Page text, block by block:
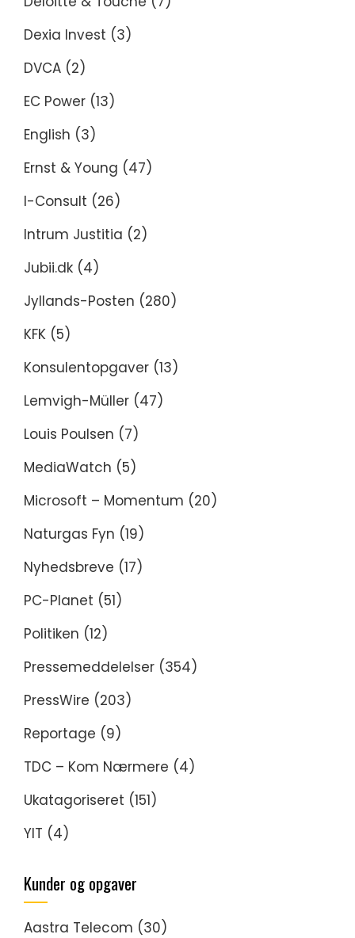
Dexia Invest (3)
DVCA (2)
EC Power (13)
English (3)
Ernst & Young (47)
I-Consult (26)
Intrum Justitia (2)
Jubii.dk (4)
Jyllands-Posten (280)
KFK (5)
Konsulentopgaver (13)
Lemvigh-Müller (47)
Louis Poulsen (7)
MediaWatch (5)
Microsoft – Momentum (20)
Naturgas Fyn (19)
Nyhedsbreve (17)
PC-Planet (51)
Politiken (12)
Pressemeddelelser (354)
PressWire (203)
Reportage (9)
TDC – Kom Nærmere (4)
Ukatagoriseret (151)
YIT (4)
Kunder og opgaver
Aastra Telecom (30)